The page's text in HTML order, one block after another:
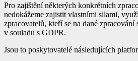
Pro zajištění některých konkrétních
nedokážeme zajistit vlastními silami,
zpracovatelů, kteří se na dané zpracování
v souladu s GDPR.
Jsou to poskytovatelé následujících